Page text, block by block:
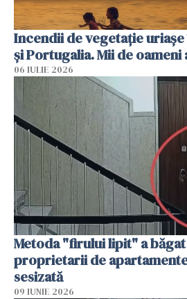
Incendii de vegetație uriașe
și Portugalia. Mii de
06 IULIE 2026
Metoda "firului lipit" a
proprietarii de
sesizată
09 IUNIE 2026